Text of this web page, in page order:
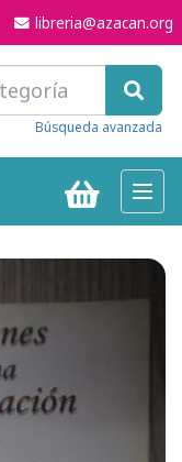
libreria@azacan.org
Búsqueda avanzada